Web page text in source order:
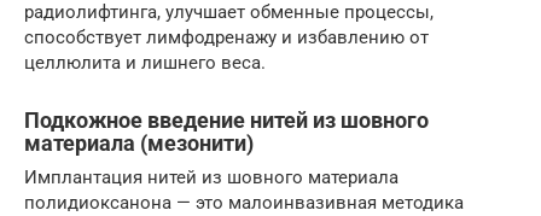
радиолифтинга, улучшает обменные процессы,
способствует лимфодренажу и избавлению от
целлюлита и лишнего веса.
Подкожное введение нитей из шовного
материала (мезонити)
Имплантация нитей из шовного материала
полидиоксанона — это малоинвазивная методика